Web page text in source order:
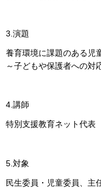
3.演題
養育環境に課題のある児
～子どもや保護者への対
4.講師
特別支援教育ネット代
5.対象
民生委員・児童委員、主